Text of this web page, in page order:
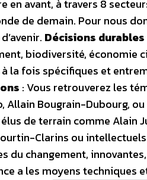
en avant, à travers 8
de demain. Pour nous
Décisions durables
biodiversité, économie
la fois spécifiques et
: Vous retrouverez les
Allain Bougrain-Dubourg,
de terrain comme Alain
Clarins ou
du changement,
a les moyens